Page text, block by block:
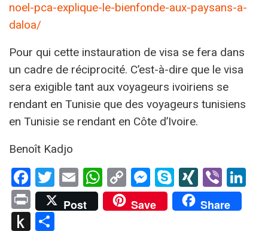
noel-pca-explique-le-bienfonde-aux-paysans-a-
daloa/
Pour qui cette instauration de visa se fera dans
un cadre de réciprocité. C’est-à-dire que le visa
sera exigible tant aux voyageurs ivoiriens se
rendant en Tunisie que des voyageurs tunisiens
en Tunisie se rendant en Côte d’Ivoire.
Benoît Kadjo
Facebook
Twitter
EmailWhatsApp
Copy
Link
Messenger
SkypeXINGViber
PrintPost Save Share
Push